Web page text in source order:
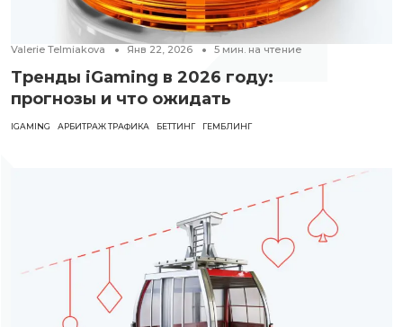
Valerie Telmiakova Янв 22, 2026 5 мин. на чтение
Тренды iGaming в 2026 году:
прогнозы и что ожидать
IGAMING АРБИТРАЖ ТРАФИКА БЕТТИНГ ГЕМБЛИНГ